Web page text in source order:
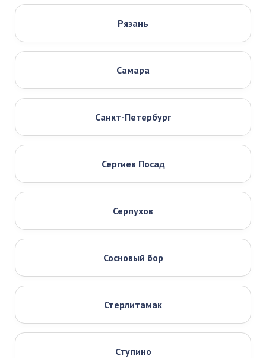
Рязань
Самара
Санкт-Петербург
Сергиев Посад
Серпухов
Сосновый бор
Стерлитамак
Ступино